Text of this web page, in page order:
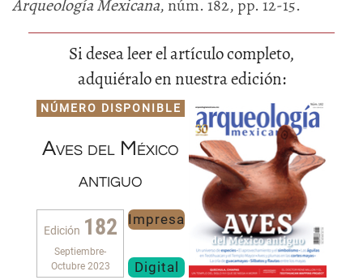
Arqueología Mexicana, núm. 182, pp. 12-15.
Si desea leer el artículo completo,
adquiéralo en nuestra edición:
NÚMERO DISPONIBLE
Aves del México
antiguo
Edición 182
Septiembre-
Octubre 2023
Impresa
Digital